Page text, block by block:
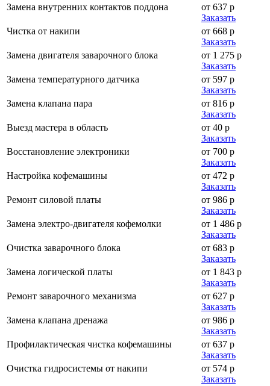
Замена внутренних контактов поддона
от 637 р
Заказать
Чистка от накипи
от 668 р
Заказать
Замена двигателя заварочного блока
от 1 275 р
Заказать
Замена температурного датчика
от 597 р
Заказать
Замена клапана пара
от 816 р
Заказать
Выезд мастера в область
от 40 р
Заказать
Восстановление электроники
от 700 р
Заказать
Настройка кофемашины
от 472 р
Заказать
Ремонт силовой платы
от 986 р
Заказать
Замена электро-двигателя кофемолки
от 1 486 р
Заказать
Очистка заварочного блока
от 683 р
Заказать
Замена логической платы
от 1 843 р
Заказать
Ремонт заварочного механизма
от 627 р
Заказать
Замена клапана дренажа
от 986 р
Заказать
Профилактическая чистка кофемашины
от 637 р
Заказать
Очистка гидросистемы от накипи
от 574 р
Заказать